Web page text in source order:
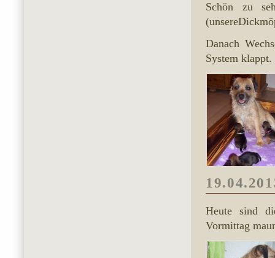
Schön zu
Danach
System klappt.
Heute sind
Vormittag